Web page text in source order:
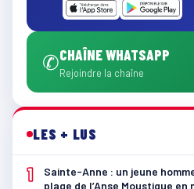
✆CHAÎNE WHATSAPP
Rejoindre la chaîne
LES + LUS
1
Sainte-Anne : un jeune
plage de l’Anse Moustique en